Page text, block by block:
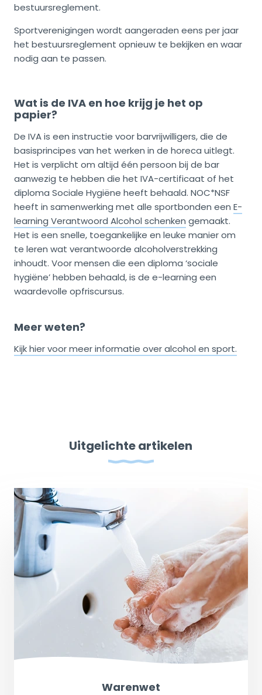
bestuursreglement.
Sportverenigingen wordt aangeraden eens per jaar
het bestuursreglement opnieuw te bekijken en waar
nodig aan te passen.
Wat is de IVA en hoe krijg je het op
papier?
De IVA is een instructie voor barvrijwilligers, die de
basisprincipes van het werken in de horeca uitlegt.
Het is verplicht om altijd één persoon bij de bar
aanwezig te hebben die het IVA-certificaat of het
diploma Sociale Hygiëne heeft behaald. NOC*NSF
heeft in samenwerking met alle sportbonden een E-
learning Verantwoord Alcohol schenken gemaakt.
Het is een snelle, toegankelijke en leuke manier om
te leren wat verantwoorde alcoholverstrekking
inhoudt. Voor mensen die een diploma ‘sociale
hygiëne’ hebben behaald, is de e-learning een
waardevolle opfriscursus.
Meer weten?
Kijk hier voor meer informatie over alcohol en sport.
Uitgelichte artikelen
Warenwet